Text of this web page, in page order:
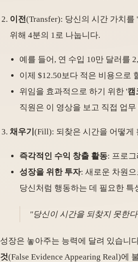
이전 (Transfer): 당신의 시간 가치
위해 4분의 1로 나눕니다.
예를 들어, 연 수입 10만 달러를
이제 $12.50보다 적은 비용으로
위임을 효과적으로 하기 위한 '캠
직원은 이 영상을 보고 직접 업
채우기 (Fill): 되찾은 시간을 어떻게
즉각적인 수익 창출 활동: 프로
성장을 위한 투자: 새로운 차원
당신처럼 행동하는 데 필요한
"당신이 시간을 되찾지 못한
성장은 놓아주는 능력에 달려 있습니
것(False Evidence Appearing Real)